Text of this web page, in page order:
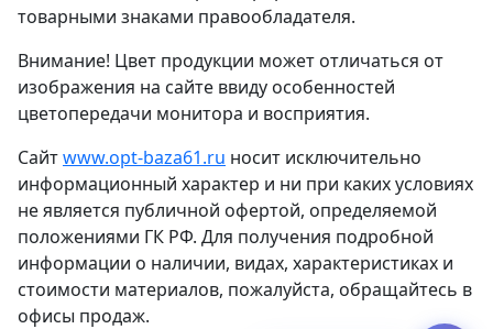
товарными знаками правообладателя.
Внимание! Цвет продукции может отличаться от
изображения на сайте ввиду особенностей
цветопередачи монитора и восприятия.
Сайтwww.opt-baza61.ru носит исключительно
информационный характер и ни при каких условиях
не является публичной офертой, определяемой
положениями ГК РФ. Для получения подробной
информации о наличии, видах, характеристиках и
стоимости материалов, пожалуйста, обращайтесь в
офисы продаж.